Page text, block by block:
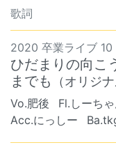
歌詞
2020 卒業ライブ 10
ひだまりの向こ
までも
（オリジナ
Vo.肥後 Fl.しーち
Acc.にっしー